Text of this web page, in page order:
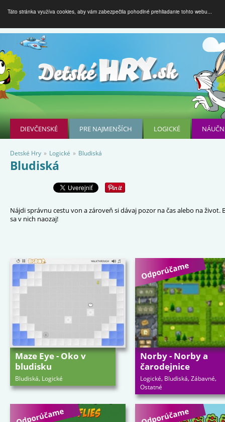
Táto stránka využíva cookies, aby vám zabezpečila pohodlné prehliadanie tohto webu...
DIEVČENSKÉ PRE NAJMENŠÍCH LOGICKÉ
Detské Hry » Logické » Bludiská
Bludiská
Nájdi správnu cestu von a zároveň si dávaj pozor na čas alebo na
sa v nich naozaj!
Maze Eye - Oko v
bludisku
Bludiská, Logické
Norby - Norby a
čarodejnice
Logické, Bludiská,Zábavné,
Ostatné